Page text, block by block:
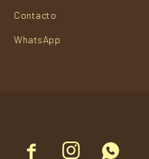
  
Contacto
WhatsApp